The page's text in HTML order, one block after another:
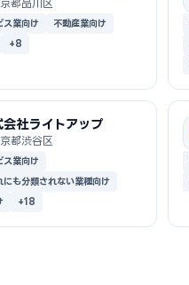
都品川区
ス業向け
不動産業向け
+8
会社ライトアップ
都渋谷区
ス業向け
にも分類されない業種向け
+18